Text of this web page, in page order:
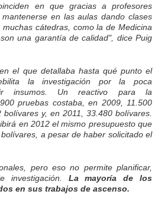
en que gracias a profesores
en las aulas dando clases
cátedras, como la de Medicina
una garantía de calidad", dice Puig
el que detallaba hasta qué punto el
la investigación por la poca
insumos. Un reactivo para la
pruebas costaba, en 2009, 11.500
y, en 2011, 33.480 bolívares.
en 2012 el mismo presupuesto que
a pesar de haber solicitado el
pero eso no permite planificar,
investigación. La mayoría de los
en sus trabajos de ascenso.